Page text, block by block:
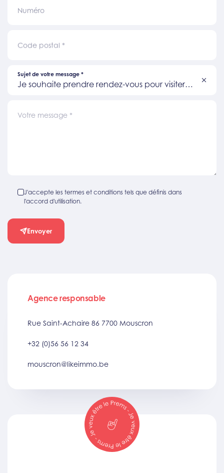
Numéro
Code postal *
Sujet de votre message *
Je souhaite prendre rendez-vous pour visiter
Votre message *
J'accepte les termes et conditions tels que définis dans
l'accord d'utilisation.
Envoyer
Agence responsable
Rue Saint-Achaire 86 7700 Mouscron
+32 (0)56 56 12 34
mouscron@likeimmo.be